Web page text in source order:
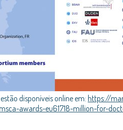
disponíveis online em: https://
awards-eu61718-million-for-